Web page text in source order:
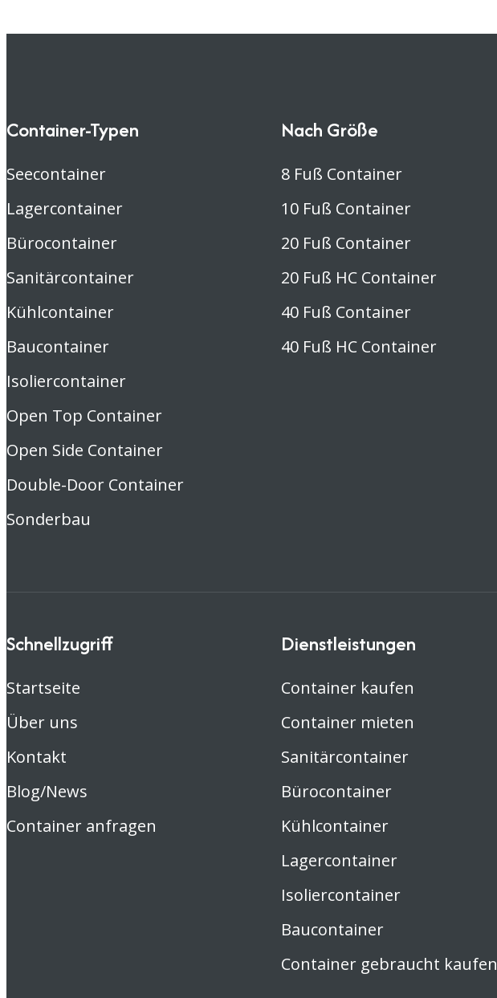
Container-Typen
Seecontainer
Lagercontainer
Bürocontainer
Sanitärcontainer
Kühlcontainer
Baucontainer
Isoliercontainer
Open Top Container
Open Side Container
Double-Door Container
Sonderbau
Nach Größe
8 Fuß Container
10 Fuß Container
20 Fuß Container
20 Fuß HC Container
40 Fuß Container
40 Fuß HC Container
Schnellzugriff
Startseite
Über uns
Kontakt
Blog/News
Container anfragen
Dienstleistungen
Container kaufen
Container mieten
Sanitärcontainer
Bürocontainer
Kühlcontainer
Lagercontainer
Isoliercontainer
Baucontainer
Container gebraucht kaufen